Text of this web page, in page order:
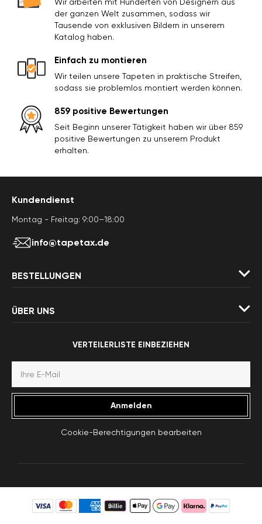
der ganzen Welt zusammen, sodass wir
Tausende von exklusiven Bildern in unserem
Katalog haben.
Einfach zu montieren
Wir teilen unsere Tapeten in praktische Streifen,
sodass sie problemlos montiert werden können.
859 positive Bewertungen
Seit Beginn unserer Tätigkeit haben wir über 859
positive Bewertungen zu unserem Produkt
erhalten.
Kundendienst
Montag - Freitag: 9:00–18:00
info@tapetax.de
BESTELLUNGEN
ÜBER UNS
VERTEILERLISTE EINBEZIEHEN
Anmelden
Cookie-Berechtigungen bearbeiten